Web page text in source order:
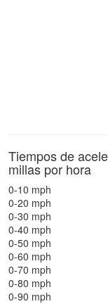
Tiempos de
millas por hora
0-10 mph
0-20 mph
0-30 mph
0-40 mph
0-50 mph
0-60 mph
0-70 mph
0-80 mph
0-90 mph